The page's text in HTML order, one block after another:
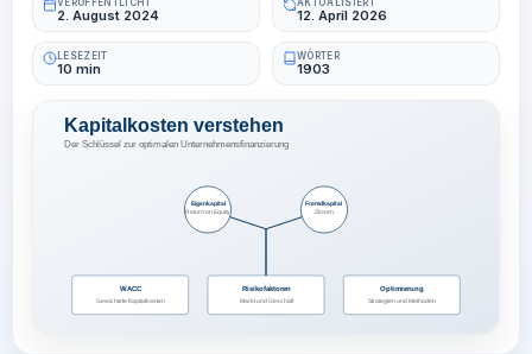
VERÖFFENTLICHT
2. August 2024
AKTUALISIERT
12. April 2026
LESEZEIT
10 min
WÖRTER
1903